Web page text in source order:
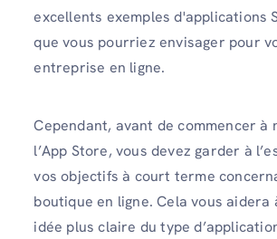
excellents exemples d'applications
que vous pourriez envisager pour
entreprise en ligne.
Cependant, avant de commencer à
l’App Store, vous devez garder à
vos objectifs à court terme
boutique en ligne. Cela vous aidera
idée plus claire du type